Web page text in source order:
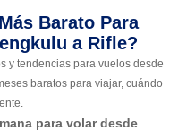
Barato Para
a Rifle?
y tendencias para vuelos desde
baratos para viajar, cuándo
para volar desde